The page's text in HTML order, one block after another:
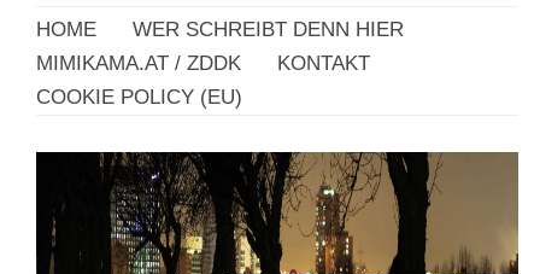
HOME
WER SCHREIBT DENN HIER
MIMIKAMA.AT / ZDDK
KONTAKT
COOKIE POLICY (EU)